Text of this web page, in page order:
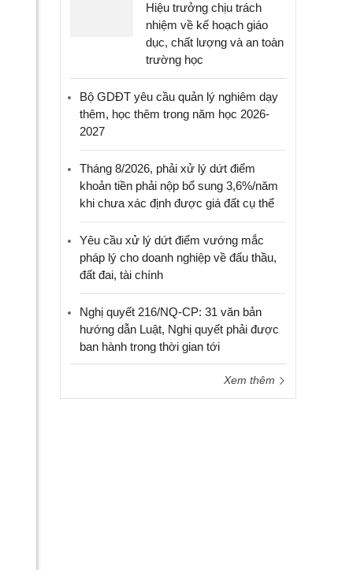
Hiệu trưởng chịu trách
nhiệm về kế hoạch giáo
dục, chất lượng và an toàn
trường học
Bộ GDĐT yêu cầu quản lý nghiêm dạy
thêm, học thêm trong năm học 2026-
2027
Tháng 8/2026, phải xử lý dứt điểm
khoản tiền phải nộp bổ sung 3,6%/năm
khi chưa xác định được giá đất cụ thể
Yêu cầu xử lý dứt điểm vướng mắc
pháp lý cho doanh nghiệp về đấu thầu,
đất đai, tài chính
Nghị quyết 216/NQ-CP: 31 văn bản
hướng dẫn Luật, Nghị quyết phải được
ban hành trong thời gian tới
Xem thêm